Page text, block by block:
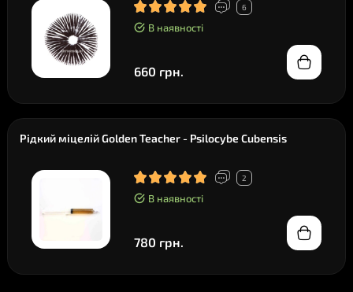
6
В наявності
660 грн.
Рідкий міцелій Golden Teacher - Psilocybe Cubensis
2
В наявності
780 грн.